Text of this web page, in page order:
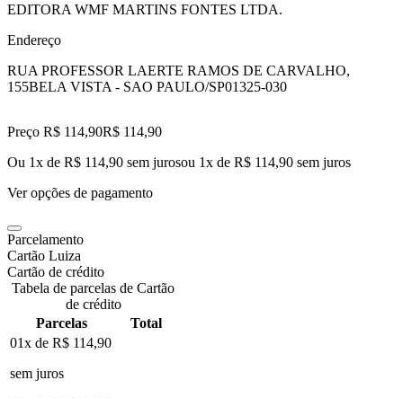
EDITORA WMF MARTINS FONTES LTDA.
Endereço
RUA PROFESSOR LAERTE RAMOS DE CARVALHO,
155BELA VISTA - SAO PAULO/SP01325-030
Preço R$ 114,90R$ 114,90
Ou 1x de R$ 114,90 sem jurosou 1x de R$ 114,90 sem juros
Ver opções de pagamento
Parcelamento
Cartão Luiza
Cartão de crédito
Tabela de parcelas de Cartão
de crédito
Parcelas
Total
01x de R$ 114,90
sem juros